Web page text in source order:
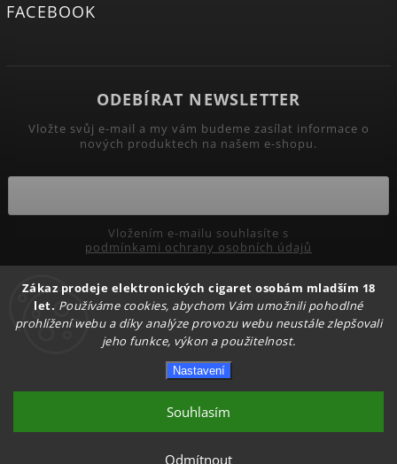
Zákaz prodeje elektronických cigaret osobám mladším 18
let. Používáme cookies, abychom Vám umožnili pohodlné
prohlížení webu a díky analýze provozu webu neustále zlepšovali
jeho funkce, výkon a použitelnost.
Nastavení
Odmítnout
Souhlasím
FACEBOOK
ODEBÍRAT NEWSLETTER
Vložte svůj e-mail a my vám budeme zasílat informace o
nových produktech na našem e-shopu.
podmínkami ochrany osobních údajů
Přihlásit se
Upravit nastavení cookies
| Design